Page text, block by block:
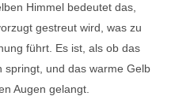
Himmel bedeutet das,
gestreut wird, was zu
führt. Es ist, als ob das
springt, und das warme Gelb
Augen gelangt.